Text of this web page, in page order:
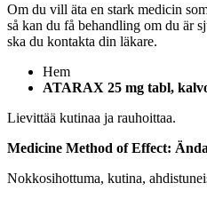
Om du vill äta en stark medicin
så kan du få behandling om du är
ska du kontakta din läkare.
Hem
ATARAX 25 mg tabl,
Lievittää kutinaa ja rauhoittaa.
Medicine Method of Effect:
Nokkosihottuma, kutina,